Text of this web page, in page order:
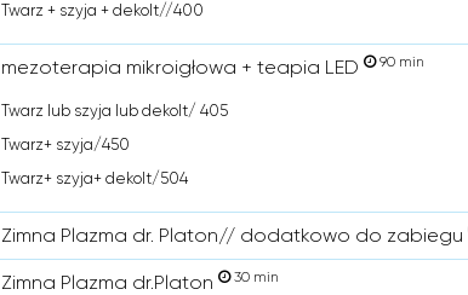
Twarz + szyja + dekolt//400
mezoterapia mikroigłowa + teapia LED 90 min
Twarz lub szyja lub dekolt/ 405
Twarz+ szyja/450
Twarz+ szyja+ dekolt/504
Zimna Plazma dr. Platon// dodatkowo do zabiegu
Zimna Plazma dr.Platon 30 min